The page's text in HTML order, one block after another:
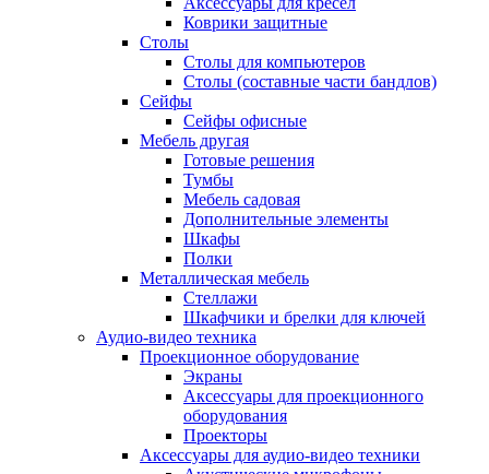
Коврики защитные
Столы
Столы для компьютеров
Столы (составные части бандлов)
Сейфы
Сейфы офисные
Мебель другая
Готовые решения
Тумбы
Мебель садовая
Дополнительные элементы
Шкафы
Полки
Металлическая мебель
Стеллажи
Шкафчики и брелки для ключей
Аудио-видео техника
Проекционное оборудование
Экраны
Аксессуары для проекционного
оборудования
Проекторы
Аксессуары для аудио-видео техники